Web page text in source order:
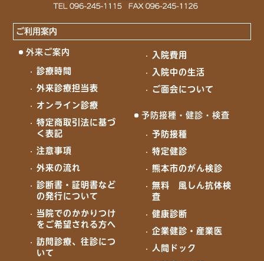
ご利用案内
外来ご案内
診療時間
外来診療担当表
オンライン診療
特定商取引法に基づ
く表記
注意事項
外来の流れ
診断書・証明書など
の発行について
当院でのかかりつけ
をご希望される方へ
訪問診療、往診につ
いて
入院費用
入院中の生活
ご面会について
予防接種・健診・検査
予防接種
特定健診
熊本市のがん検診
無料 風しん抗体検
査
健康診断
企業健診・産業医
人間ドック